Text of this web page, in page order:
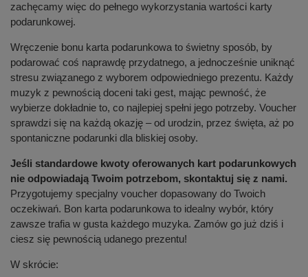
zachęcamy więc do pełnego wykorzystania wartości karty
podarunkowej.
Wręczenie bonu karta podarunkowa to świetny sposób, by
podarować coś naprawdę przydatnego, a jednocześnie uniknąć
stresu związanego z wyborem odpowiedniego prezentu. Każdy
muzyk z pewnością doceni taki gest, mając pewność, że
wybierze dokładnie to, co najlepiej spełni jego potrzeby. Voucher
sprawdzi się na każdą okazję – od urodzin, przez święta, aż po
spontaniczne podarunki dla bliskiej osoby.
Jeśli standardowe kwoty oferowanych kart podarunkowych
nie odpowiadają Twoim potrzebom, skontaktuj się z nami.
Przygotujemy specjalny voucher dopasowany do Twoich
oczekiwań. Bon karta podarunkowa to idealny wybór, który
zawsze trafia w gusta każdego muzyka. Zamów go już dziś i
ciesz się pewnością udanego prezentu!
W skrócie: